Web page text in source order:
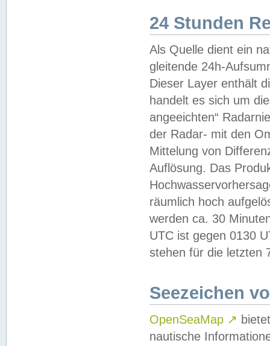
24 Stunden
Als Quelle dient ein
gleitende 24h-
Dieser Layer enthält
handelt es sich um
angeeichten“
der Radar- mit den
Mittelung von
Auflösung. Das
räumlich hoch
werden ca. 30
UTC ist gegen 0130
stehen für die letzten
Seezeichen
OpenSeaMap ↗
nautische